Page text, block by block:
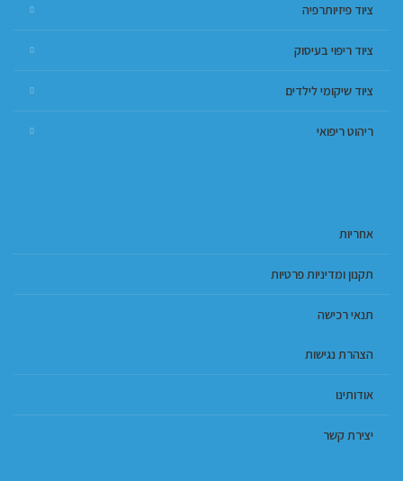
ציוד פיזיותרפיה
ציוד ריפוי בעיסוק
ציוד שיקומי לילדים
ריהוט ריפואי
אחריות
תקנון ומדיניות פרטיות
תנאי רכישה
הצהרת נגישות
אודותינו
יצירת קשר